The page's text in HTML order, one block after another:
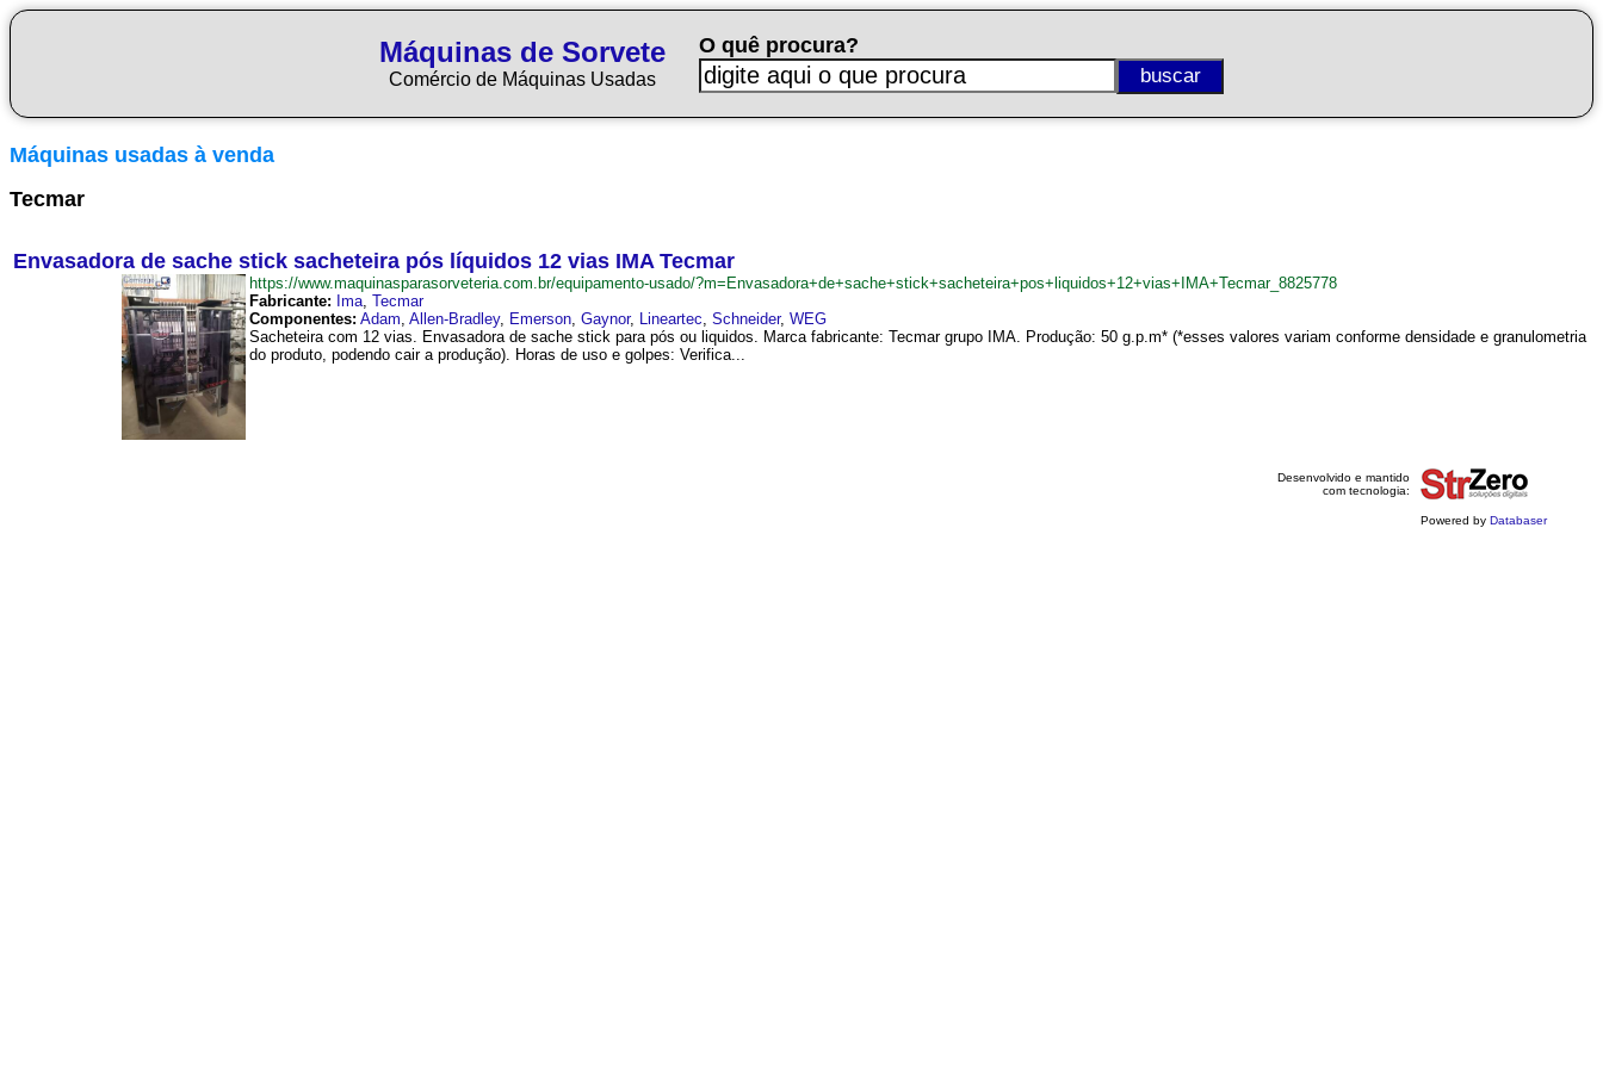
Máquinas de Sorvete
Comércio de Máquinas Usadas
O quê procura?
Máquinas usadas à venda
Tecmar
Envasadora de sache stick sacheteira pós líquidos 12 vias IMA Tecmar
https://www.maquinasparasorveteria.com.br/equipamento-usado/?m=Envasadora+de+sache+stick+sacheteira+pos+liquidos+12+vias+IMA+Tecmar_8825778
Fabricante: Ima, Tecmar
Componentes: Adam, Allen-Bradley, Emerson, Gaynor, Lineartec, Schneider, WEG
Sacheteira com 12 vias. Envasadora de sache stick para pós ou liquidos. Marca fabricante: Tecmar grupo IMA. Produção: 50 g.p.m* (*esses valores variam conforme densidade e granulometria
do produto, podendo cair a produção). Horas de uso e golpes: Verifica...
Desenvolvido e mantido
com tecnologia:
Powered by Databaser